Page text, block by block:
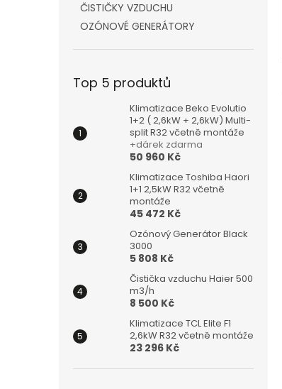
ČISTIČKY VZDUCHU
OZÓNOVÉ GENERÁTORY
Top 5 produktů
Klimatizace Beko Evolutio
1+2 ( 2,6kW + 2,6kW) Multi-
split R32 včetně montáže
+dárek zdarma
50 960 Kč
Klimatizace Toshiba Haori
1+1 2,5kW R32 včetně
montáže
45 472 Kč
Ozónový Generátor Black
3000
5 808 Kč
Čistička vzduchu Haier 500
m3/h
8 500 Kč
Klimatizace TCL Elite F1
2,6kW R32 včetně montáže
23 296 Kč